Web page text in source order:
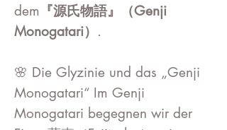
dem 『源氏物語』（Genji
Monogatari） .
🌸 Die Glyzinie und das „Genji
Monogatari“ Im Genji
Monogatari begegnen wir der